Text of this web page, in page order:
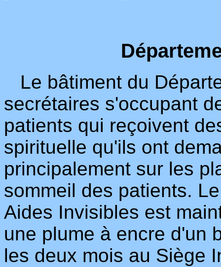
Le bâtiment du
secrétaires s'occupant
patients qui reçoivent
spirituelle qu'ils ont
principalement sur les
sommeil des patients.
Aides Invisibles est
une plume à encre d'un
les deux mois au Siège